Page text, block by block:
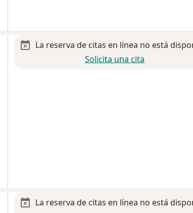
La reserva de citas en línea no está
Solicita una cita
La reserva de citas en línea no está